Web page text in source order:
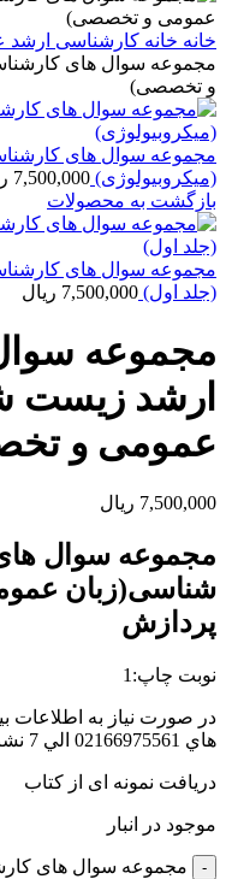
خانه خانه کارشناسی ارشد
مجموعه سوال های
و تخصصی)
مجموعه سوال های
(میکروبیولوژی) 7,500,000
بازگشت به محصولات
مجموعه سوال های
(جلد اول) 7,500,000 ریال
مجموعه
ارشد زیست
عمومی و
7,500,000 ریال
مجموعه سوال
شناسی(زبان
پردازش
نوبت چاپ:1
در صورت نياز به اطلاعات
هاي 02166975561 الي 7 نشر پردازش تماس حاصل فرماييد
دریافت نمونه ای از کتاب
موجود در انبار
مجموعه سوال های